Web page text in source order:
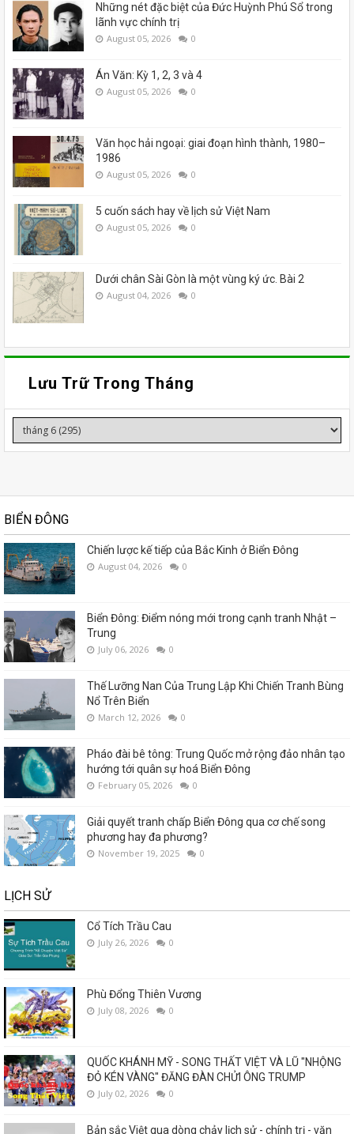
Những nét đặc biệt của Đức Huỳnh Phú Sổ trong
lãnh vực chính trị
August 05, 2026 0
Án Văn: Kỳ 1, 2, 3 và 4
August 05, 2026 0
Văn học hải ngoại: giai đoạn hình thành, 1980–
1986
August 05, 2026 0
5 cuốn sách hay về lịch sử Việt Nam
August 05, 2026 0
Dưới chân Sài Gòn là một vùng ký ức. Bài 2
August 04, 2026 0
Lưu Trữ Trong Tháng
BIỂN ĐÔNG
Chiến lược kế tiếp của Bắc Kinh ở Biển Đông
August 04, 2026 0
Biển Đông: Điểm nóng mới trong cạnh tranh Nhật –
Trung
July 06, 2026 0
Thế Lưỡng Nan Của Trung Lập Khi Chiến Tranh Bùng
Nổ Trên Biển
March 12, 2026 0
Pháo đài bê tông: Trung Quốc mở rộng đảo nhân tạo
hướng tới quân sự hoá Biển Đông
February 05, 2026 0
Giải quyết tranh chấp Biển Đông qua cơ chế song
phương hay đa phương?
November 19, 2025 0
LỊCH SỬ
Cổ Tích Trầu Cau
July 26, 2026 0
Phù Đổng Thiên Vương
July 08, 2026 0
QUỐC KHÁNH MỸ - SONG THẤT VIỆT VÀ LŨ "NHỘNG
ĐỎ KÉN VÀNG" ĐĂNG ĐÀN CHỬI ÔNG TRUMP
July 02, 2026 0
Bản sắc Việt qua dòng chảy lịch sử - chính trị - văn